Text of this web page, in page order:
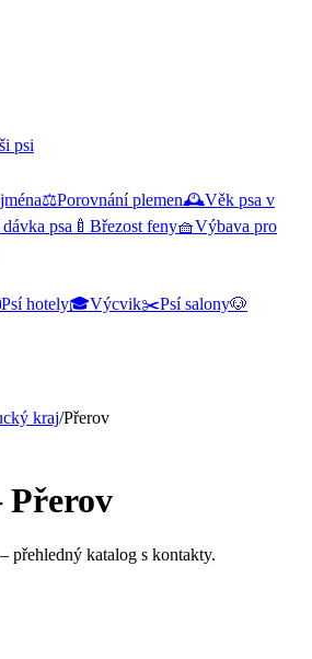
psi
⚖️Porovnání plemen🕰️Věk psa v
psa 🍼 Březost feny🧺Výbava pro
Psí hotely🎓Výcvik✂️Psí salony🐶
kraj/Přerov
Přerov
– přehledný katalog s kontakty.